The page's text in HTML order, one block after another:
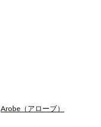
Arobe（アローブ）